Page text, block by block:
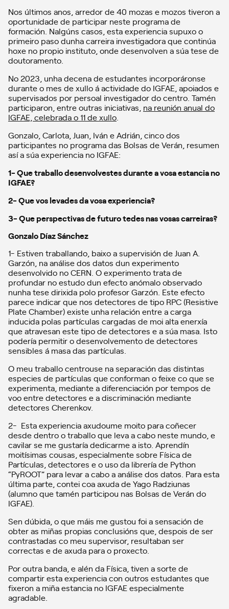
Nos últimos anos, arredor de 40 mozas e mozos tiveron a
oportunidade de participar neste programa de
formación. Nalgúns casos, esta experiencia supuxo o
primeiro paso dunha carreira investigadora que continúa
hoxe no propio instituto, onde desenvolven a súa tese de
doutoramento.
No 2023, unha decena de estudantes incorporáronse
durante o mes de xullo á actividade do IGFAE, apoiados e
supervisados por persoal investigador do centro. Tamén
participaron, entre outras iniciativas, na reunión anual do
IGFAE, celebrada o 11 de xullo
Gonzalo, Carlota, Juan, Iván e Adrián, cinco dos
participantes no programa das Bolsas de Verán, resumen
así a súa experiencia no IGFAE:
1- Que traballo desenvolvestes durante a vosa estancia no
IGFAE?
2- Que vos levades da vosa experiencia?
3- Que perspectivas de futuro tedes nas vosas carreiras?
Gonzalo Díaz Sánchez
1- Estiven traballando, baixo a supervisión de Juan A.
Garzón, na análise dos datos dun experimento
desenvolvido no CERN. O experimento trata de
profundar no estudo dun efecto anómalo observado
nunha tese dirixida polo profesor Garzón. Este efecto
parece indicar que nos detectores de tipo RPC (Resistive
Plate Chamber) existe unha relación entre a carga
inducida polas partículas cargadas de moi alta enerxía
que atravesan este tipo de detectores e a súa masa. Isto
podería permitir o desenvolvemento de detectores
sensibles á masa das partículas.
O meu traballo centrouse na separación das distintas
especies de partículas que conforman o feixe co que se
experimenta, mediante a diferenciación por tempos de
voo entre detectores e a discriminación mediante
detectores Cherenkov.
2- Esta experiencia axudoume moito para coñecer
desde dentro o traballo que leva a cabo neste mundo, e
cavilar se me gustaría dedicarme a isto. Aprendín
moitísimas cousas, especialmente sobre Física de
Partículas, detectores e o uso da librería de Python
“PyROOT” para levar a cabo a análise dos datos. Para esta
última parte, contei coa axuda de Yago Radziunas
(alumno que tamén participou nas Bolsas de Verán do
IGFAE).
Sen dúbida, o que máis me gustou foi a sensación de
obter as miñas propias conclusións que, despois de ser
contrastadas co meu supervisor, resultaban ser
correctas e de axuda para o proxecto.
Por outra banda, e alén da Física, tiven a sorte de
compartir esta experiencia con outros estudantes que
fixeron a miña estancia no IGFAE especialmente
agradable.